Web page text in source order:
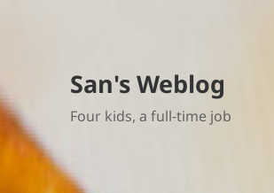
San's Weblog
Four kids, a full-time job